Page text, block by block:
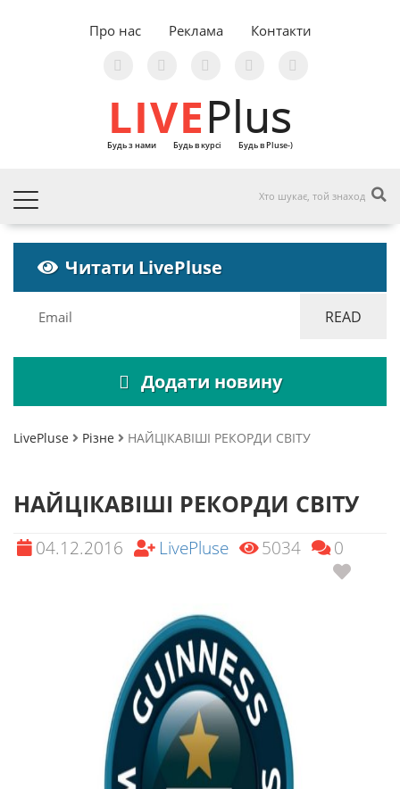
Про нас Реклама Контакти
LIVEPlus
Будь з нами Будь в курсі Будь в Pluse-)
Читати LivePluse
Додати новину
LivePluse Різне НАЙЦІКАВІШІ РЕКОРДИ СВІТУ
НАЙЦІКАВІШІ РЕКОРДИ СВІТУ
04.12.2016 LivePluse 5034 0